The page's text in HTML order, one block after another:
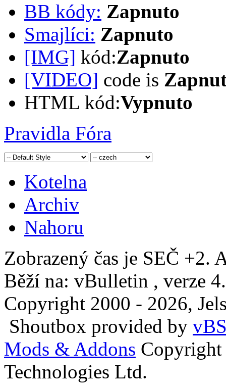
BB kódy: Zapnuto
Smajlíci: Zapnuto
[IMG] kód:Zapnuto
[VIDEO] code is
HTML kód:Vypnuto
Pravidla Fóra
Kotelna
Archiv
Nahoru
Zobrazený čas je SEČ +2.
Běží na: vBulletin , verze
Copyright 2000 - 2026,
Shoutbox provided by
Mods & Addons
Technologies Ltd.